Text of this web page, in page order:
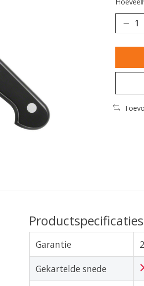
Productspecificaties
Garantie
Gekartelde snede